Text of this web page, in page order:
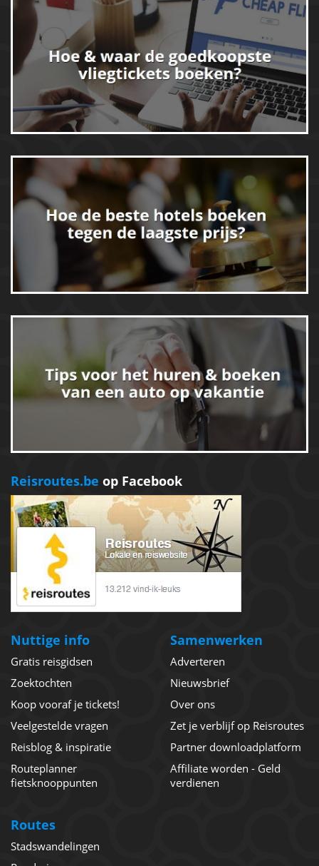
Reisroutes.be op Facebook
Nuttige info
Gratis reisgidsen
Zoektochten
Koop vooraf je tickets!
Veelgestelde vragen
Reisblog & inspiratie
Routeplanner
fietsknooppunten
Samenwerken
Adverteren
Nieuwsbrief
Over ons
Zet je verblijf op Reisroutes
Partner downloadplatform
Affiliate worden - Geld
verdienen
Routes
Stadswandelingen